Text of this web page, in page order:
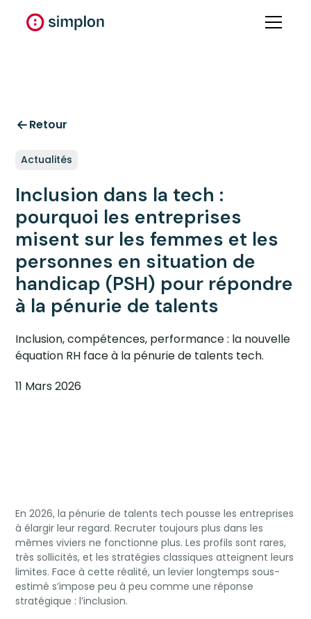
Retour
Actualités
Inclusion dans la tech :
pourquoi les entreprises
misent sur les femmes et les
personnes en situation de
handicap (PSH) pour répondre
à la pénurie de talents
Inclusion, compétences, performance : la nouvelle
équation RH face à la pénurie de talents tech.
11 Mars 2026
En 2026, la pénurie de talents tech pousse les entreprises
à élargir leur regard. Recruter toujours plus dans les
mêmes viviers ne fonctionne plus. Les profils sont rares,
très sollicités, et les stratégies classiques atteignent leurs
limites. Face à cette réalité, un levier longtemps sous-
estimé s’impose peu à peu comme une réponse
stratégique : l’inclusion.